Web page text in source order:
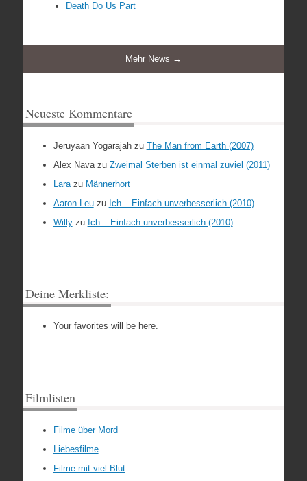
Death Do Us Part
Mehr News →
Neueste Kommentare
Jeruyaan Yogarajahzu The Man from Earth (2007)
Alex Navazu Zweimal Sterben ist einmal zuviel (2011)
Larazu Männerhort
Aaron Leuzu Ich – Einfach unverbesserlich (2010)
Willyzu Ich – Einfach unverbesserlich (2010)
Deine Merkliste:
Your favorites will be here.
Filmlisten
Filme über Mord
Liebesfilme
Filme mit viel Blut